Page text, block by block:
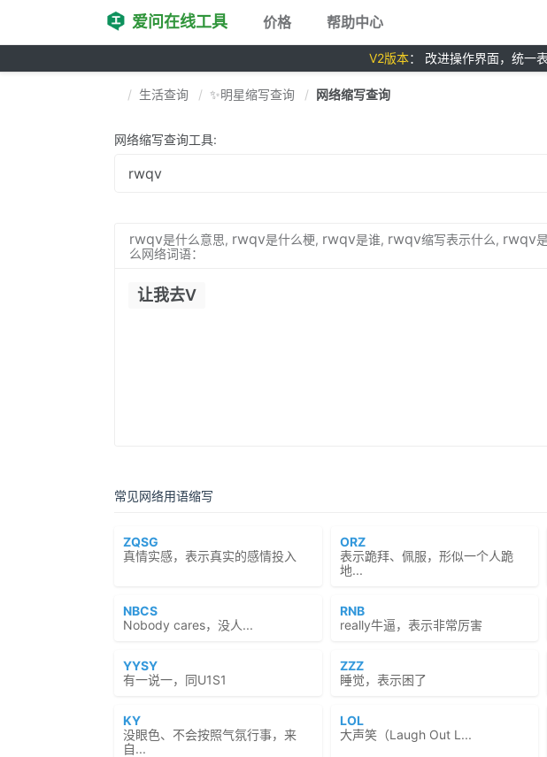
爱问在线工具 价格 帮助中心
V2版本： 改进操作界面，统一
生活查询 ✨明星缩写查询 网络缩写查询
网络缩写查询工具:
rwqv是什么意思, rwqv是什么梗, rwqv是谁, rwqv缩写表示什么, rwqv
么网络词语：
让我去V
常见网络用语缩写
ZQSG
真情实感，表示真实的感情投入
ORZ
表示跪拜、佩服，形似一个人跪
地...
NBCS
Nobody cares，没人...
RNB
really牛逼，表示非常厉害
YYSY
有一说一，同U1S1
ZZZ
睡觉，表示困了
KY
没眼色、不会按照气氛行事，来
自...
LOL
大声笑（Laugh Out L...